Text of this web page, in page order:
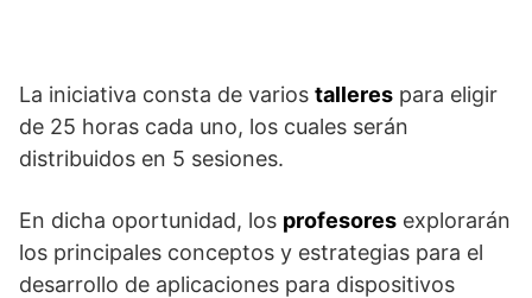
La iniciativa consta de varios talleres para eligir
de 25 horas cada uno, los cuales serán
distribuidos en 5 sesiones.
En dicha oportunidad, los profesores explorarán
los principales conceptos y estrategias para el
desarrollo de aplicaciones para dispositivos